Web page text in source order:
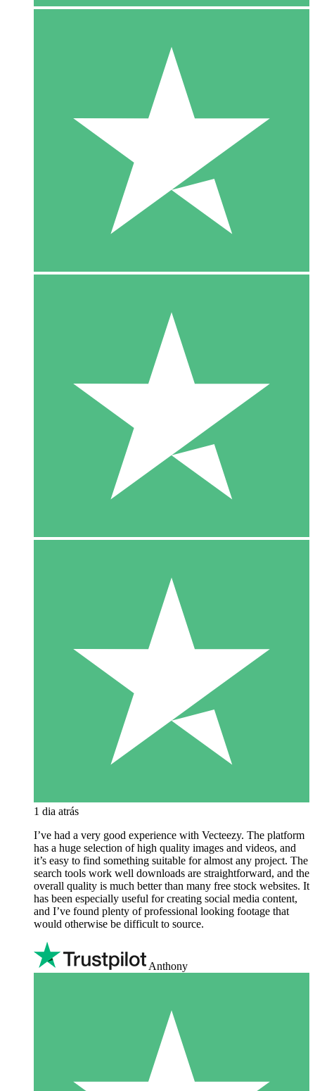
1 dia atrás
I’ve had a very good experience with Vecteezy. The platform
has a huge selection of high quality images and videos, and
it’s easy to find something suitable for almost any project. The
search tools work well downloads are straightforward, and the
overall quality is much better than many free stock websites. It
has been especially useful for creating social media content,
and I’ve found plenty of professional looking footage that
would otherwise be difficult to source.
Anthony